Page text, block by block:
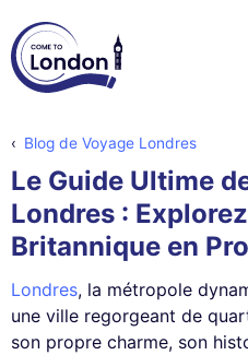
Blog de Voyage Londres
Le Guide Ultime
Londres :
Britannique en
Londres, la métropole
une ville regorgeant de
son propre charme, son